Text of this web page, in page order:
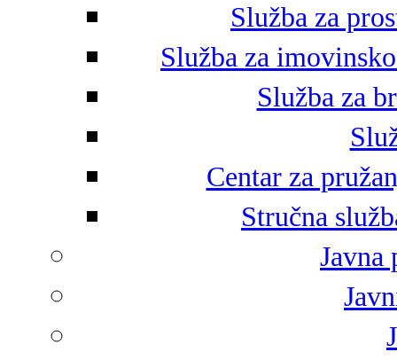
Služba za
Služba za
Služba za
Centar za
Stručna
Javna